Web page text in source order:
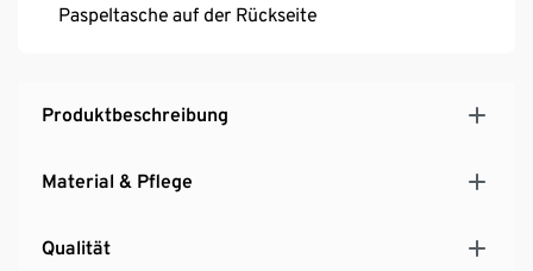
Paspeltasche auf der Rückseite
Produktbeschreibung
Material & Pflege
Qualität